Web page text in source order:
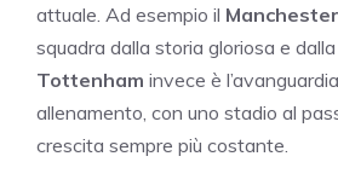
attuale. Ad esempio il
squadra dalla storia gloriosa e
Tottenham invece è
allenamento, con uno stadio al
crescita sempre più costante.